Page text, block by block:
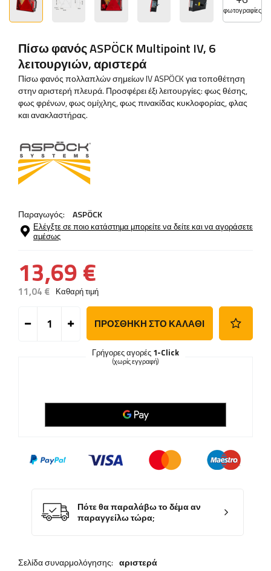
φωτογραφίες
Πίσω φανός ASPÖCK Multipoint IV, 6
λειτουργιών, αριστερά
Πίσω φανός πολλαπλών σημείων IV ASPÖCK για τοποθέτηση
στην αριστερή πλευρά. Προσφέρει έξι λειτουργίες: φως θέσης,
φως φρένων, φως ομίχλης, φως πινακίδας κυκλοφορίας, φλας
και ανακλαστήρας.
Παραγωγός: ASPÖCK
Ελέγξτε σε ποιο κατάστημα μπορείτε να δείτε και να αγοράσετε
αμέσως
13,69 €
11,04 € Καθαρή τιμή
ΠΡΟΣΘΉΚΗ ΣΤΟ ΚΑΛΆΘΙ
Γρήγορες αγορές 1-Click
(χωρίς εγγραφή)
Πότε θα παραλάβω το δέμα αν
παραγγείλω τώρα;
Σελίδα συναρμολόγησης: αριστερά